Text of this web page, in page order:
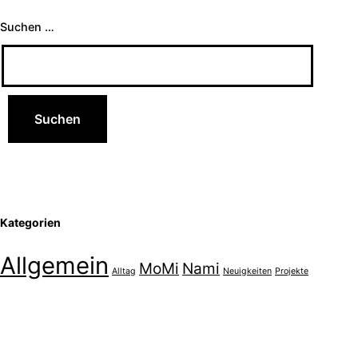
Suchen …
Kategorien
Allgemein Alltag MoMi Nami Neuigkeiten Projekte